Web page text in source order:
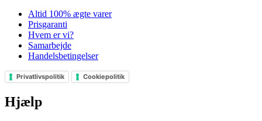
Altid 100% ægte varer
Prisgaranti
Hvem er vi?
Samarbejde
Handelsbetingelser
Privatlivspolitik Cookiepolitik
Hjælp